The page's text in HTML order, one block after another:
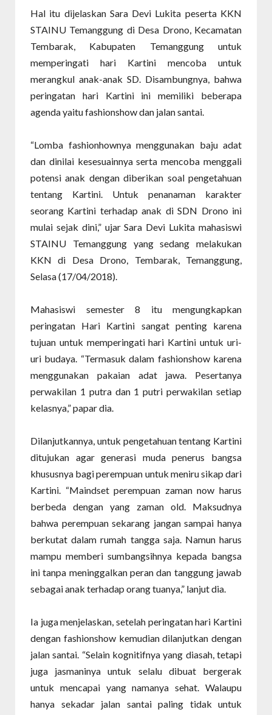
Hal itu dijelaskan Sara Devi Lukita peserta KKN
STAINU Temanggung di Desa Drono, Kecamatan
Tembarak, Kabupaten Temanggung untuk
memperingati hari Kartini mencoba untuk
merangkul anak-anak SD. Disambungnya, bahwa
peringatan hari Kartini ini memiliki beberapa
agenda yaitu fashionshow dan jalan santai.
“Lomba fashionhownya menggunakan baju adat
dan dinilai kesesuainnya serta mencoba menggali
potensi anak dengan diberikan soal pengetahuan
tentang Kartini. Untuk penanaman karakter
seorang Kartini terhadap anak di SDN Drono ini
mulai sejak dini,” ujar Sara Devi Lukita mahasiswi
STAINU Temanggung yang sedang melakukan
KKN di Desa Drono, Tembarak, Temanggung,
Selasa (17/04/2018).
Mahasiswi semester 8 itu mengungkapkan
peringatan Hari Kartini sangat penting karena
tujuan untuk memperingati hari Kartini untuk uri-
uri budaya. “Termasuk dalam fashionshow karena
menggunakan pakaian adat jawa. Pesertanya
perwakilan 1 putra dan 1 putri perwakilan setiap
kelasnya,” papar dia.
Dilanjutkannya, untuk pengetahuan tentang Kartini
ditujukan agar generasi muda penerus bangsa
khususnya bagi perempuan untuk meniru sikap dari
Kartini. “Maindset perempuan zaman now harus
berbeda dengan yang zaman old. Maksudnya
bahwa perempuan sekarang jangan sampai hanya
berkutat dalam rumah tangga saja. Namun harus
mampu memberi sumbangsihnya kepada bangsa
ini tanpa meninggalkan peran dan tanggung jawab
sebagai anak terhadap orang tuanya,” lanjut dia.
Ia juga menjelaskan, setelah peringatan hari Kartini
dengan fashionshow kemudian dilanjutkan dengan
jalan santai. “Selain kognitifnya yang diasah, tetapi
juga jasmaninya untuk selalu dibuat bergerak
untuk mencapai yang namanya sehat. Walaupu
hanya sekadar jalan santai paling tidak untuk